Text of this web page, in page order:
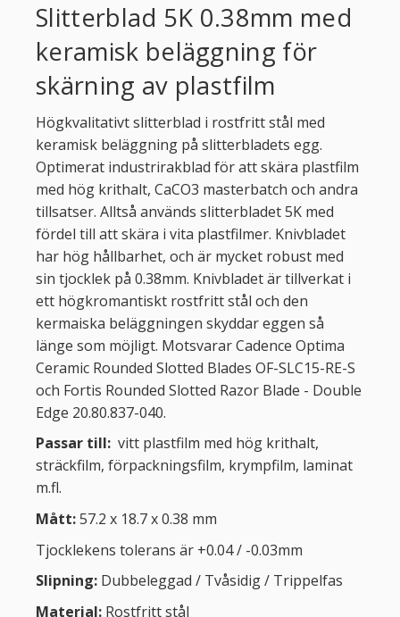
Slitterblad 5K 0.38mm med
keramisk beläggning för
skärning av plastfilm
Högkvalitativt slitterblad i rostfritt stål med
keramisk beläggning på slitterbladets egg.
Optimerat industrirakblad för att skära plastfilm
med hög krithalt, CaCO3 masterbatch och andra
tillsatser. Alltså används slitterbladet 5K med
fördel till att skära i vita plastfilmer. Knivbladet
har hög hållbarhet, och är mycket robust med
sin tjocklek på 0.38mm. Knivbladet är tillverkat i
ett högkromantiskt rostfritt stål och den
kermaiska beläggningen skyddar eggen så
länge som möjligt. Motsvarar Cadence Optima
Ceramic Rounded Slotted Blades OF-SLC15-RE-S
och Fortis Rounded Slotted Razor Blade - Double
Edge 20.80.837-040.
Passar till: vitt plastfilm med hög krithalt,
sträckfilm, förpackningsfilm, krympfilm, laminat
m.fl.
Mått:57.2 x 18.7 x 0.38 mm
Tjocklekens tolerans är +0.04 / -0.03mm
Slipning: Dubbeleggad / Tvåsidig / Trippelfas
Material: Rostfritt stål